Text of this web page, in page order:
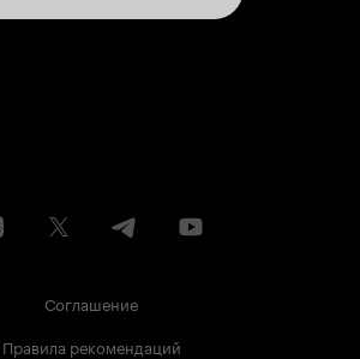
Соглашение
Правила рекомендаций